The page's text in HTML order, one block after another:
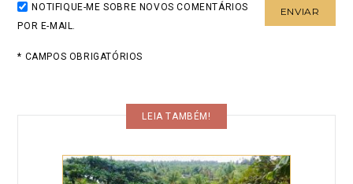
NOTIFIQUE-ME SOBRE NOVOS COMENTÁRIOS
POR E-MAIL.
* CAMPOS OBRIGATÓRIOS
LEIA TAMBÉM!